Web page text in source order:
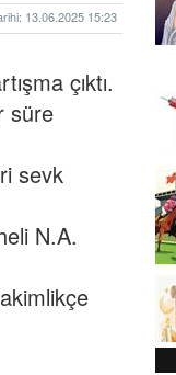
13.06.2025 15:23
çıktı.
süre
sevk
N.A.